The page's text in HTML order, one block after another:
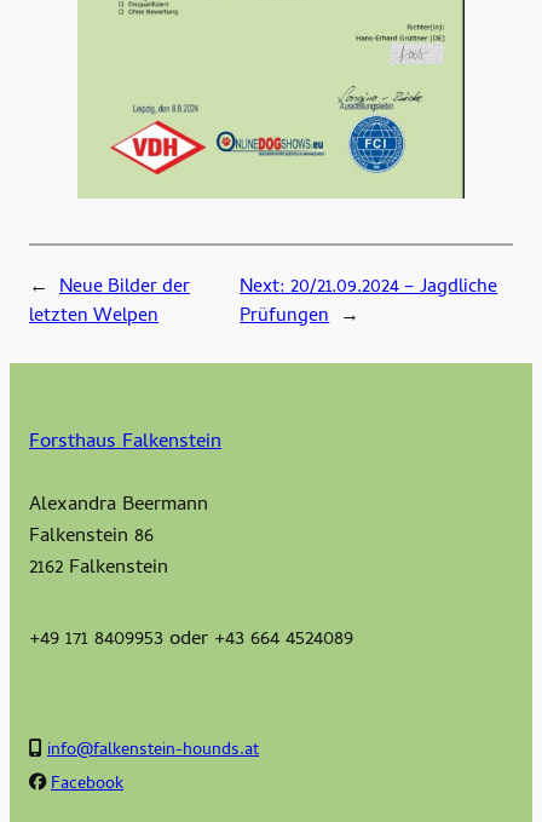
← Neue Bilder der
letzten Welpen
Next:20/21.09.2024 – Jagdliche
Prüfungen →
Forsthaus Falkenstein
Alexandra Beermann
Falkenstein 86
2162 Falkenstein
+49 171 8409953 oder +43 664 4524089
info@falkenstein-hounds.at
Facebook